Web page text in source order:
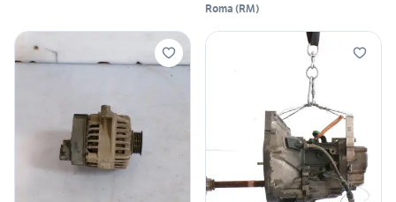
Roma (RM)